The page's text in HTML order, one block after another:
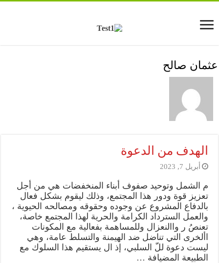
عثمان صالح
الهدف من الدعوة
أبريل 7, 2023
م الشمل وتوحيد صفوف أبناء المنخفضات هي من أجل
تعزيز قوة ودور هذا المجتمع، وذلك ليقوم بشكل فعال
بالدفاع المشروع عن وجوده وحقوقه ومصالحه الحيوية ،
والعمل السترداد الكرامة والحرية لهذا المجتمع خاصة،
تعنصُ ر واالنعزال وللمساهمة بفعالية مع المكونات
األخرى التي تناضل ضد الهيمنة والتسلط عامة، وهي
ليست دعوة للّ السلبي، إذ ال يستقيم هذا السلوك مع
الطبيعة المضيافة …